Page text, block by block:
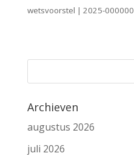
wetsvoorstel | 2025-
Archieven
augustus 2026
juli 2026